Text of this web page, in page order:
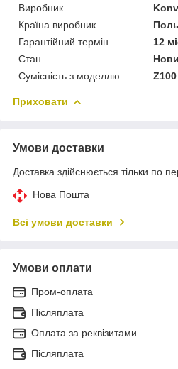
Виробник
Країна виробник
Гарантійний термін
12
Стан
Сумісність з моделлю
Z100
Приховати
Умови доставки
Доставка здійснюється тільки по
Нова Пошта
Всі умови доставки
Умови оплати
Пром-оплата
Післяплата
Оплата за реквізитами
Післяплата